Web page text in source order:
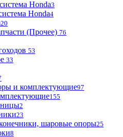
Honda3
Honda4
20
(Прочее) 76
53
33
и комплектующие97
155
2
23
шаровые опоры25
8